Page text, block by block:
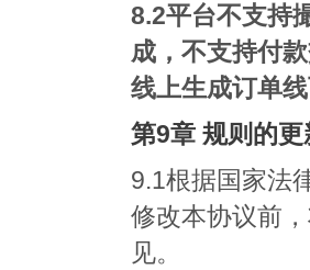
8.2平台不支持
成，不支持付
线上生成订单
第9章 规则的更
9.1根据国家法
修改本协议前
见。